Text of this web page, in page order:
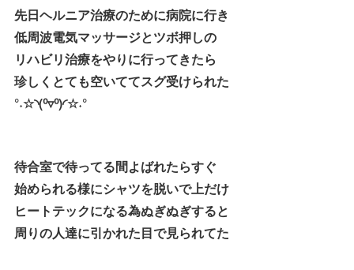
先日ヘルニア治療のために病院に行き
低周波電気マッサージとツボ押しの
リハビリ治療をやりに行ってきたら
珍しくとても空いててスグ受けられた
°˖☆◝(⁰▿⁰)◜☆˖°
待合室で待ってる間よばれたらすぐ
始められる様にシャツを脱いで上だけ
ヒートテックになる為ぬぎぬぎすると
周りの人達に引かれた目で見られてた